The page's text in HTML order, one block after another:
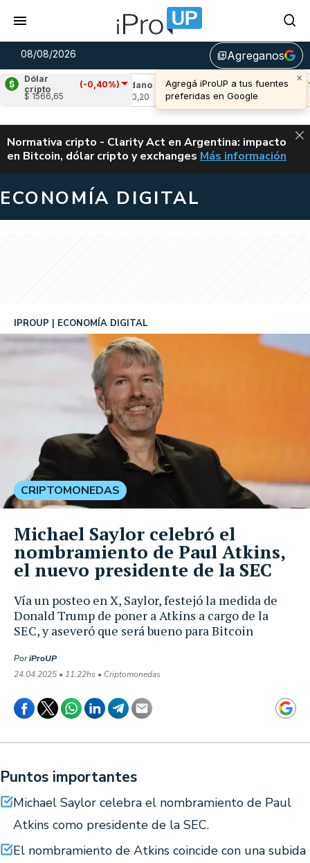
08/08/2026 library_addAgreganos
×
Agregá iProUP a tus fuentes
preferidas en Google
Dólar
cripto
(-0,40%)
$ 1566,65
Cardano (0,75%)
Avalanche
u$s 6,54
ALERTA
Normativa cripto - Clarity Act en Argentina: impacto
en Bitcoin, dólar cripto y exchanges CLARITY ACT EN
Más información
ECONOMÍA DIGITAL
Vía un posteo en X, Saylor, festejó la medida de
Donald Trump de poner a Atkins a cargo de la
SEC, y aseveró que será bueno para Bitcoin
IPROUP ECONOMÍA DIGITAL
PoriProUP
24.04.2025 • 11:22hs • Criptomonedas
CRIPTOMONEDAS
Michael Saylor celebró el
nombramiento de Paul Atkins,
el nuevo presidente de la SEC
Puntos importantes
Michael Saylor celebra el nombramiento de Paul
Atkins como presidente de la SEC.
El nombramiento de Atkins coincide con una subida